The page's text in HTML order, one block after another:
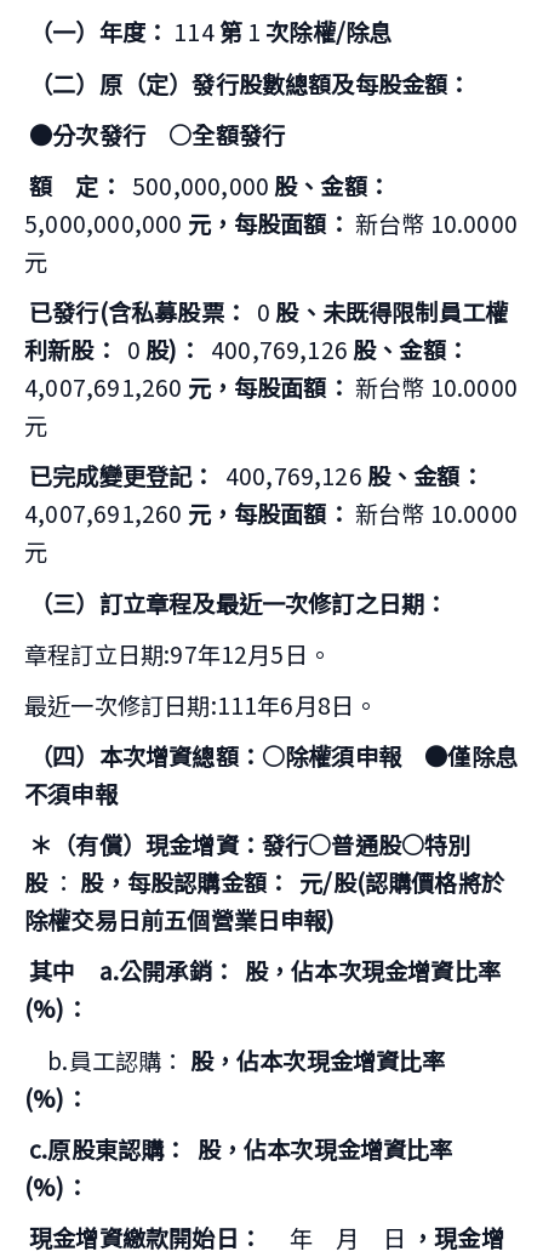
（一）年度： 114第 1 次除權/除息
（二）原（定）發行股數總額及每股金額：
●分次發行 ○全額發行
額 定： 500,000,000 股、金額：
5,000,000,000 元，每股面額： 新台幣 10.0000
元
已發行(含私募股票： 0 股、未既得限制員工權
利新股： 0 股)： 400,769,126 股、金額：
4,007,691,260 元，每股面額： 新台幣 10.0000
元
已完成變更登記：
400,769,126 股、金額：
4,007,691,260 元，每股面額： 新台幣 10.0000
元
（三）訂立章程及最近一次修訂之日期：
章程訂立日期:97年12月5日。
最近一次修訂日期:111年6月8日。
（四）本次增資總額：○除權須申報 ●僅除息
不須申報
＊（有償）現金增資：發行○普通股○特別
股 ： 股，每股認購金額： 元/股(認購價格將於
除權交易日前五個營業日申報)
其中 a.公開承銷： 股，佔本次現金增資比率
(%)：
b.員工認購： 股，佔本次現金增資比率
(%)：
c.原股東認購：
股，佔本次現金增資比率
(%)：
現金增資繳款開始日：
年 月 日 ，現金增